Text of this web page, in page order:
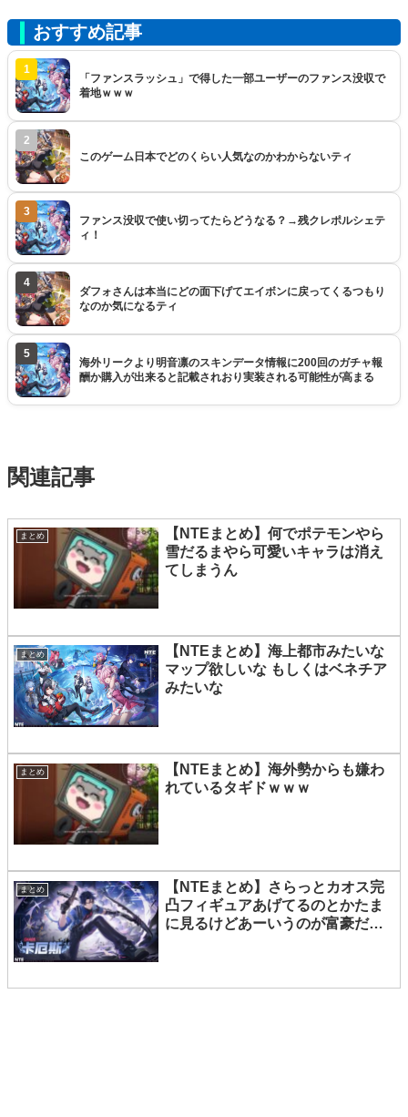
おすすめ記事
1
「ファンスラッシュ」で得した一部ユーザーのファンス没収で
着地ｗｗｗ
2
このゲーム日本でどのくらい人気なのかわからないティ
3
ファンス没収で使い切ってたらどうなる？→残クレポルシェテ
ィ！
4
ダフォさんは本当にどの面下げてエイボンに戻ってくるつもり
なのか気になるティ
5
海外リークより明音凛のスキンデータ情報に200回のガチャ報
酬か購入が出来ると記載されおり実装される可能性が高まる
関連記事
まとめ
【NTEまとめ】何でポテモンやら
雪だるまやら可愛いキャラは消え
てしまうん
まとめ
【NTEまとめ】海上都市みたいな
マップ欲しいな もしくはベネチア
みたいな
まとめ
【NTEまとめ】海外勢からも嫌わ
れているタギドｗｗｗ
まとめ
【NTEまとめ】さらっとカオス完
凸フィギュアあげてるのとかたま
に見るけどあーいうのが富豪だよ